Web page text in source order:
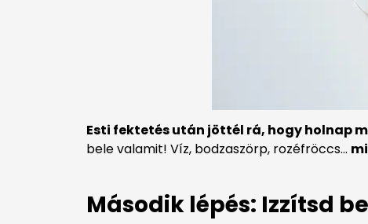
Esti fektetés után jöttél rá, hogy holnap
bele valamit! Víz, bodzaszörp, rozéfröccs…
Második lépés: Izzítsd